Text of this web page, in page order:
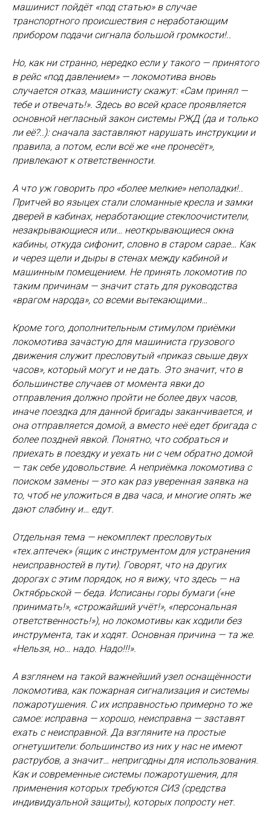
машинист пойдёт «под статью» в случае
транспортного происшествия с неработающим
прибором подачи сигнала большой громкости!..
Но, как ни странно, нередко если у такого — принятого
в рейс «под давлением» — локомотива вновь
случается отказ, машинисту скажут: «Сам принял —
тебе и отвечать!». Здесь во всей красе проявляется
основной негласный закон системы РЖД (да и только
ли её?..): сначала заставляют нарушать инструкции и
правила, а потом, если всё же «не пронесёт»,
привлекают к ответственности.
А что уж говорить про «более мелкие» неполадки!..
Притчей во языцех стали сломанные кресла и замки
дверей в кабинах, неработающие стеклоочистители,
незакрывающиеся или… неоткрывающиеся окна
кабины, откуда сифонит, словно в старом сарае… Как
и через щели и дыры в стенах между кабиной и
машинным помещением. Не принять локомотив по
таким причинам — значит стать для руководства
«врагом народа», со всеми вытекающими…
Кроме того, дополнительным стимулом приёмки
локомотива зачастую для машиниста грузового
движения служит пресловутый «приказ свыше двух
часов», который могут и не дать. Это значит, что в
большинстве случаев от момента явки до
отправления должно пройти не более двух часов,
иначе поездка для данной бригады заканчивается, и
она отправляется домой, а вместо неё едет бригада с
более поздней явкой. Понятно, что собраться и
приехать в поездку и уехать ни с чем обратно домой
— так себе удовольствие. А неприёмка локомотива с
поиском замены — это как раз уверенная заявка на
то, чтоб не уложиться в два часа, и многие опять же
дают слабину и… едут.
Отдельная тема — некомплект пресловутых
«тех.аптечек» (ящик с инструментом для устранения
неисправностей в пути). Говорят, что на других
дорогах с этим порядок, но я вижу, что здесь — на
Октябрьской — беда. Исписаны горы бумаги («не
принимать!», «строжайший учёт!», «персональная
ответственность!»), но локомотивы как ходили без
инструмента, так и ходят. Основная причина — та же.
«Нельзя, но… надо. Надо!!!».
А взглянем на такой важнейший узел оснащённости
локомотива, как пожарная сигнализация и системы
пожаротушения. С их исправностью примерно то же
самое: исправна — хорошо, неисправна — заставят
ехать с неисправной. Да взгляните на простые
огнетушители: большинство из них у нас не имеют
раструбов, а значит… непригодны для использования.
Как и современные системы пожаротушения, для
применения которых требуются СИЗ (средства
индивидуальной защиты), которых попросту нет.